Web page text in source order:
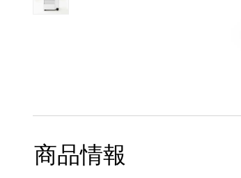
商品情報